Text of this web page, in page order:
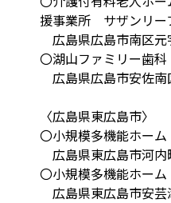
援事業所 サザンリー
広島県広島市南区
〇湖山ファミリー歯科
広島県広島市安佐
〈広島県東広島市〉
〇小規模多機能ホー
広島県東広島市河
〇小規模多機能ホー
広島県東広島市安